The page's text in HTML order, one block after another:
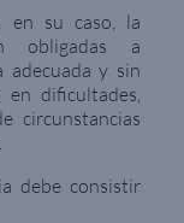
en su caso, la
obligadas a
adecuada y sin
dificultades,
circunstancias
debe consistir